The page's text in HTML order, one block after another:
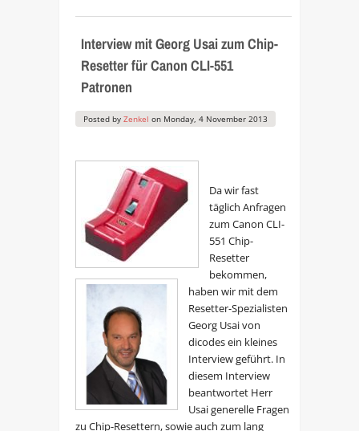
iX6850
Interview mit Georg Usai zum Chip-
Resetter für Canon CLI-551
Patronen
Posted by Zenkel on Monday, 4 November 2013
Da wir fast
täglich Anfragen
zum Canon CLI-
551 Chip-
Resetter
bekommen,
haben wir mit dem
Resetter-Spezialisten
Georg Usai von
dicodes ein kleines
Interview geführt. In
diesem Interview
beantwortet Herr
Usai generelle Fragen
zu Chip-Resettern, sowie auch zum lang